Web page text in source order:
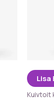
Lisa
Kuivtoit